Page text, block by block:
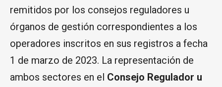
remitidos por los consejos reguladores u
órganos de gestión correspondientes a los
operadores inscritos en sus registros a fecha
1 de marzo de 2023. La representación de
ambos sectores en el Consejo Regulador u